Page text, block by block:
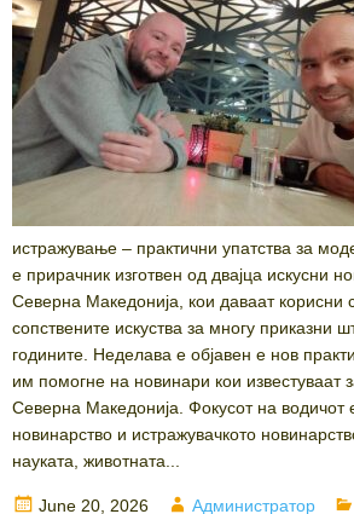
истражување – практични упатства за
е прирачник изготвен од двајца искусни
Северна Македонија, кои даваат корисни
сопствените искуства за многу приказни
годините. Неделава е објавен е нов
им помогне на новинари кои известуваат
Северна Македонија. Фокусот на водичот
новинарство и истражувачкото
науката, животната...
Posted
June 20, 2026 Author
Администратор